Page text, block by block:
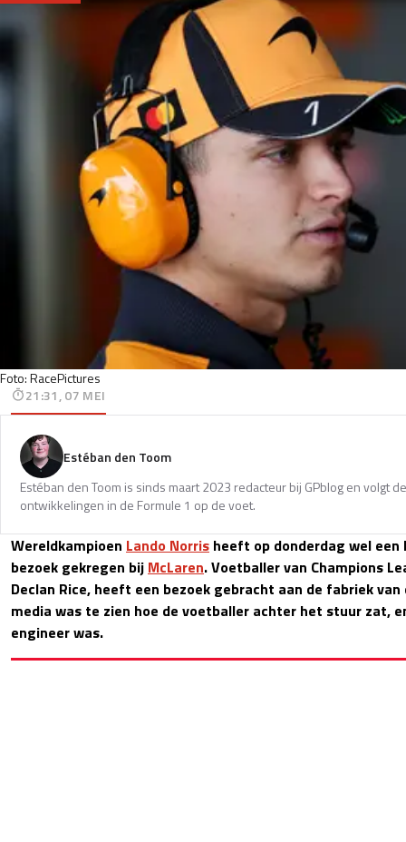
Foto: RacePictures
21:31, 07 MEI
Estéban den Toom
Estéban den Toom is sinds maart 2023 redacteur bij GPblog en volgt
ontwikkelingen in de Formule 1 op de voet.
Wereldkampioen Lando Norris heeft op donderdag wel
bezoek gekregen bij McLaren. Voetballer van Champions
Declan Rice, heeft een bezoek gebracht aan de fabriek
media was te zien hoe de voetballer achter het stuur zat,
engineer was.